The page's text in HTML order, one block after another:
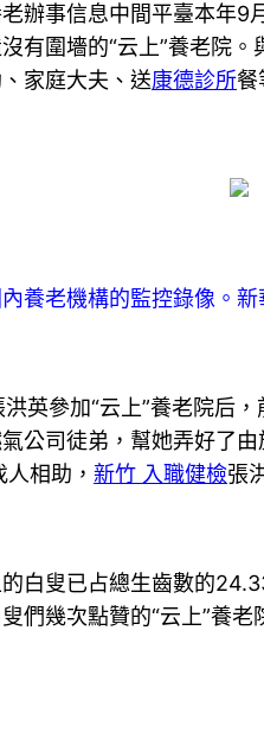
事信息中間平臺本年9
有圍墻的“云上”養老院
家庭大夫、送康德診所餐
老機構的監控錄像。新
參加“云上”養老院后
公司徒弟，幫她弄好了
相助， 新竹 入職健檢張
叟已占總生齒數的
們幾次點贊的“云上”養